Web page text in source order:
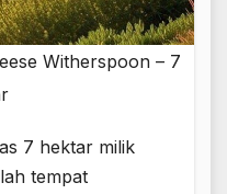
Witherspoon – 7
7 hektar milik
tempat